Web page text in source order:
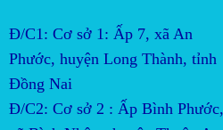
Đ/C1: Cơ sở 1: Ấp 7, xã An
Phước, huyện Long Thành, tỉnh
Đồng Nai
Đ/C2: Cơ sở 2 : Ấp Bình Phước,